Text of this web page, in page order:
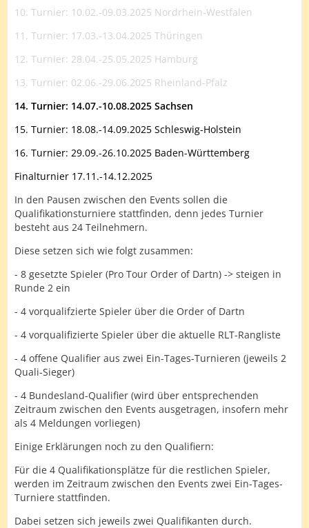
10. Turnier: 10.02.-09.03.2025 Nordrhein-Westfalen
11. Turnier: 17.03.-13.04.2025 Thüringen
12. Turnier: 28.04.-25.05.2025 Hamburg
13. Turnier: 02.06.-29.06.2025 Rheinland-Pfalz
14. Turnier: 14.07.-10.08.2025 Sachsen
15. Turnier: 18.08.-14.09.2025 Schleswig-Holstein
16. Turnier: 29.09.-26.10.2025 Baden-Württemberg
Finalturnier 17.11.-14.12.2025
In den Pausen zwischen den Events sollen die
Qualifikationsturniere stattfinden, denn jedes Turnier
besteht aus 24 Teilnehmern.
Diese setzen sich wie folgt zusammen:
- 8 gesetzte Spieler (Pro Tour Order of Dartn) -> steigen in
Runde 2 ein
- 4 vorqualifzierte Spieler über die Order of Dartn
- 4 vorqualifizierte Spieler über die aktuelle RLT-Rangliste
- 4 offene Qualifier aus zwei Ein-Tages-Turnieren (jeweils 2
Quali-Sieger)
- 4 Bundesland-Qualifier (wird über entsprechenden
Zeitraum zwischen den Events ausgetragen, insofern mehr
als 4 Meldungen vorliegen)
Einige Erklärungen noch zu den Qualifiern:
Für die 4 Qualifikationsplätze für die restlichen Spieler,
werden im Zeitraum zwischen den Events zwei Ein-Tages-
Turniere stattfinden.
Dabei setzen sich jeweils zwei Qualifikanten durch.